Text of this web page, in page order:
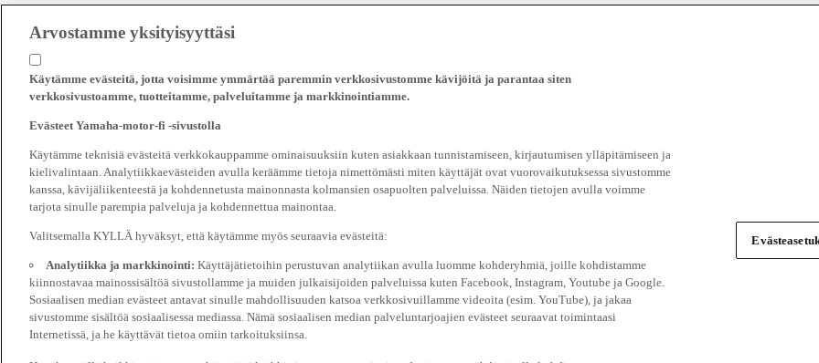
Arvostamme yksityisyyttäsi
Käytämme evästeitä, jotta voisimme ymmärtää paremmin verkkosivustomme kävijöitä ja parantaa siten
verkkosivustoamme, tuotteitamme, palveluitamme ja markkinointiamme.
Evästeet Yamaha-motor-fi -sivustolla
Käytämme teknisiä evästeitä verkkokauppamme ominaisuuksiin kuten asiakkaan tunnistamiseen, kirjautumisen ylläpitämiseen ja
kielivalintaan. Analytiikkaevästeiden avulla keräämme tietoja nimettömästi miten käyttäjät ovat vuorovaikutuksessa sivustomme
kanssa, kävijäliikenteestä ja kohdennetusta mainonnasta kolmansien osapuolten palveluissa. Näiden tietojen avulla voimme
tarjota sinulle parempia palveluja ja kohdennettua mainontaa.
Valitsemalla KYLLÄ hyväksyt, että käytämme myös seuraavia evästeitä:
Analytiikka ja markkinointi: Käyttäjätietoihin perustuvan analytiikan avulla luomme kohderyhmiä, joille kohdistamme
kiinnostavaa mainossisältöä sivustollamme ja muiden julkaisijoiden palveluissa kuten Facebook, Instagram, Youtube ja Google.
Sosiaalisen median evästeet antavat sinulle mahdollisuuden katsoa verkkosivuillamme videoita (esim. YouTube), ja jakaa
sivustomme sisältöä sosiaalisessa mediassa. Nämä sosiaalisen median palveluntarjoajien evästeet seuraavat toimintaasi
Internetissä, ja he käyttävät tietoa omiin tarkoituksiinsa.